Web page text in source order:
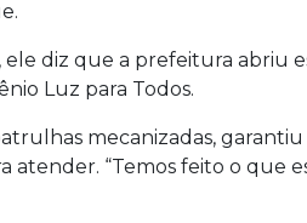
diz que a prefeitura abriu
Luz para Todos.
mecanizadas,
“Temos feito o que